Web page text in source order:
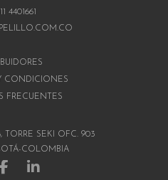
4401661
CONDICIONES
FRECUENTES
TORRE SEKI OFC. 903
COLOMBIA